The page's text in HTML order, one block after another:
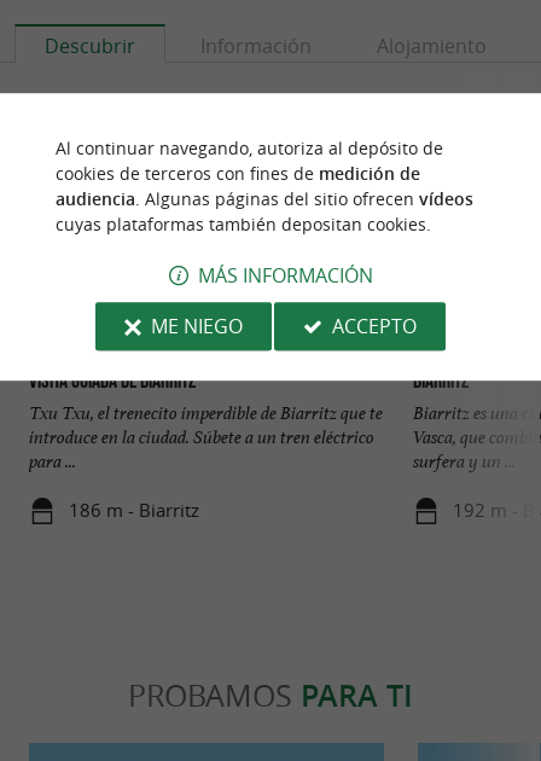
Descubrir Información Alojamiento
Visita guiada de Biarritz
Txu Txu, el trenecito imperdible de Biarritz que te
introduce en la ciudad. Súbete a un tren eléctrico
para ...
186 m - Biarritz
Biarritz
Biarritz es una
Vasca, que
surfera y un ...
192 m -
PROBAMOS PARA TI
Al continuar navegando, autoriza al depósito de
cookies de terceros con fines de medición de
audiencia. Algunas páginas del sitio ofrecen vídeos
cuyas plataformas también depositan cookies.
MÁS INFORMACIÓN
ME NIEGO
ACCEPTO